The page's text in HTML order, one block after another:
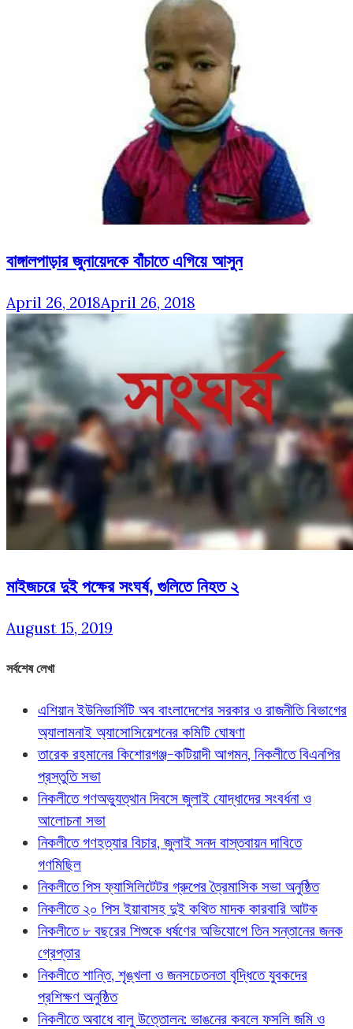
বাঙ্গালপাড়ার জুনায়েদকে বাঁচাতে এগিয়ে আসুন
April 26, 2018April 26, 2018
মাইজচরে দুই পক্ষের সংঘর্ষ, গুলিতে নিহত ২
August 15, 2019
সর্বশেষ লেখা
এশিয়ান ইউনিভার্সিটি অব বাংলাদেশের সরকার ও রাজনীতি বিভাগের
অ্যালামনাই অ্যাসোসিয়েশনের কমিটি ঘোষণা
তারেক রহমানের কিশোরগঞ্জ-কটিয়াদী আগমন, নিকলীতে বিএনপির
প্রস্তুতি সভা
নিকলীতে গণঅভ্যুত্থান দিবসে জুলাই যোদ্ধাদের সংবর্ধনা ও
আলোচনা সভা
নিকলীতে গণহত্যার বিচার, জুলাই সনদ বাস্তবায়ন দাবিতে
গণমিছিল
নিকলীতে পিস ফ্যাসিলিটেটর গ্রুপের ত্রৈমাসিক সভা অনুষ্ঠিত
নিকলীতে ২০ পিস ইয়াবাসহ দুই কথিত মাদক কারবারি আটক
নিকলীতে ৮ বছরের শিশুকে ধর্ষণের অভিযোগে তিন সন্তানের জনক
গ্রেপ্তার
নিকলীতে শান্তি, শৃঙ্খলা ও জনসচেতনতা বৃদ্ধিতে যুবকদের
প্রশিক্ষণ অনুষ্ঠিত
নিকলীতে অবাধে বালু উত্তোলন: ভাঙনের কবলে ফসলি জমি ও